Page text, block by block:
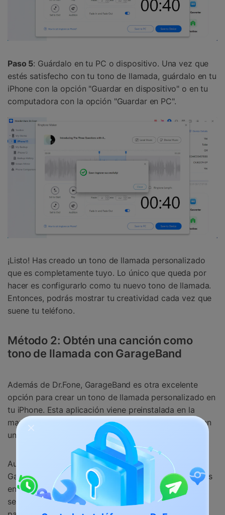
Paso 5: Guárdalo en tu PC o dispositivo. Una vez que
estés satisfecho con tu tono de llamada, guárdalo en tu
iPhone con la opción "Guardar en dispositivo" o en tu
computadora con la opción "Guardar en PC".
¡Listo! Has creado un tono de llamada personalizado
que es completamente tuyo. Lo único que queda por
hacer es configurarlo como tu nuevo tono de llamada.
Entonces, podrás mostrar tu creatividad cada vez que
suene tu teléfono.
Método 2: Obtén una canción como
tono de llamada con GarageBand
Además de Dr.Fone, GarageBand es otra excelente
opción para crear un tono de llamada personalizado en
tu iPhone. Esta aplicación viene preinstalada en la
mayoría de los dispositivos iOS, lo que la convierte en
una opción conveniente para los usuarios.
Aunque el proceso de crear un tono de llamada con
GarageBand puede implicar algunos pasos adicionales
en comparación con otros métodos, puedes estar
seguro de que hemos proporcionado una guía fácil